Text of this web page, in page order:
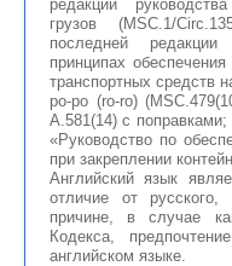
редакции
грузов (MSC.1/
последней
принципах
транспортных средств
ро-ро (ro-ro)
А.581(14) с
«Руководство по
при закреплении
Английский язык
отличие от
причине, в случае
Кодекса,
английском языке.